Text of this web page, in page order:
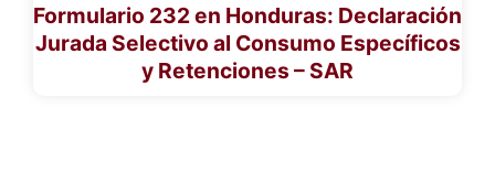
Formulario 232 en Honduras: Declaración
Jurada Selectivo al Consumo Específicos
y Retenciones – SAR